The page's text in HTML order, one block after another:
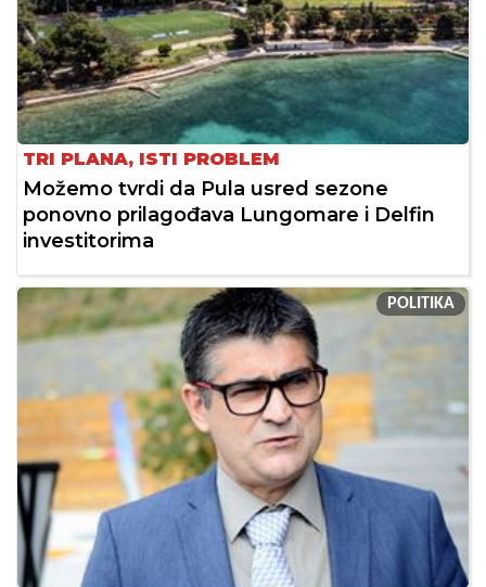
TRI PLANA, ISTI PROBLEM
Možemo tvrdi da Pula usred sezone
ponovno prilagođava Lungomare i Delfin
investitorima
POLITIKA